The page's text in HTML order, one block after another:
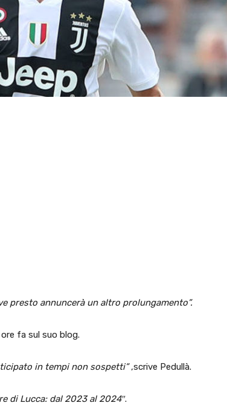
presto annuncerà un altro prolungamento”.
fa sul suo blog.
in tempi non sospetti”,scrive Pedullà.
di Lucca: dal 2023 al 2024″.